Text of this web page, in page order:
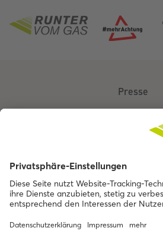
Presse